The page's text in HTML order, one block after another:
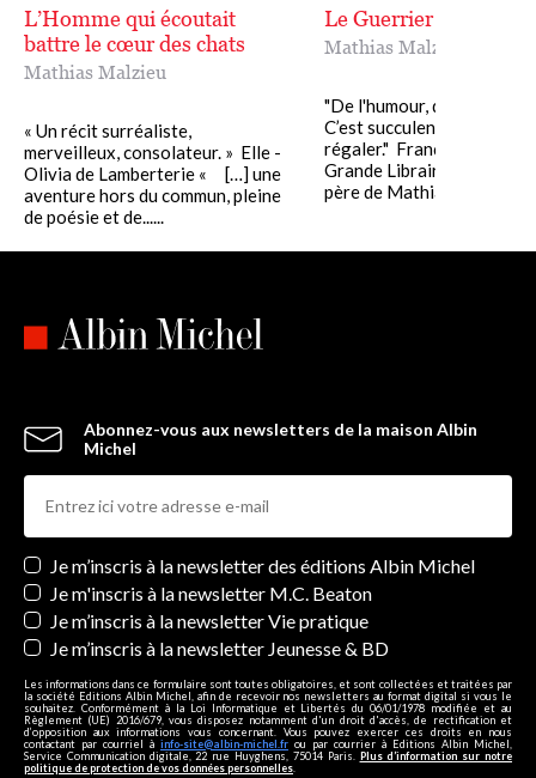
L’Homme qui écoutait
battre le cœur des chats
Mathias Malzieu
« Un récit surréaliste,
merveilleux, consolateur. » Elle -
Olivia de Lamberterie « […] une
aventure hors du commun, pleine
de poésie et de......
Le Guerrier de
Mathias Malzieu
"De l'humour, de la
C’est succulent, vous allez
régaler." François Busnel,
Grande Librairie En juin
père de Mathias, le......
Abonnez-vous aux newsletters de la maison Albin
Michel
Newsletters
Je m’inscris à la newsletter des éditions Albin Michel
Je m'inscris à la newsletter M.C. Beaton
Je m’inscris à la newsletter Vie pratique
Je m’inscris à la newsletter Jeunesse & BD
Les informations dans ce formulaire sont toutes obligatoires, et sont collectées et traitées par
la société Editions Albin Michel, afin de recevoir nos newsletters au format digital si vous le
souhaitez. Conformément à la Loi Informatique et Libertés du 06/01/1978 modifiée et au
Règlement (UE) 2016/679, vous disposez notamment d'un droit d'accès, de rectification et
d’opposition aux informations vous concernant. Vous pouvez exercer ces droits en nous
contactant par courriel à info-site@albin-michel.fr ou par courrier à Editions Albin Michel,
Service Communication digitale, 22 rue Huyghens, 75014 Paris. Plus d’information sur notre
politique de protection de vos données personnelles